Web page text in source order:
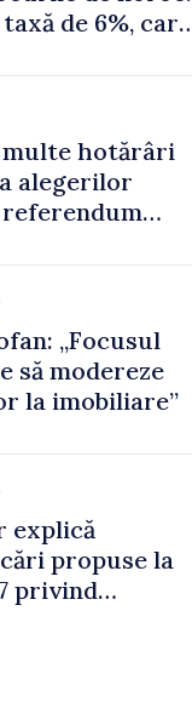
de 6%, care
multe hotărâri
alegerilor
„Focusul
să modereze
la imobiliare”
explică
propuse la
privind